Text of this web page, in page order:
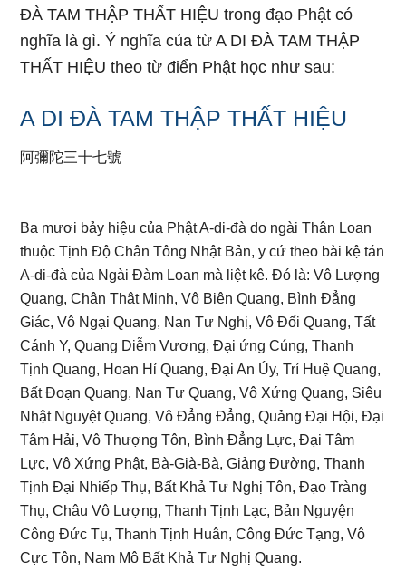
ĐÀ TAM THẬP THẤT HIỆU trong đạo Phật có
nghĩa là gì. Ý nghĩa của từ A DI ĐÀ TAM THẬP
THẤT HIỆU theo từ điển Phật học như sau:
A DI ĐÀ TAM THẬP THẤT HIỆU
阿彌陀三十七號
Ba mươi bảy hiệu của Phật A-di-đà do ngài Thân Loan
thuộc Tịnh Độ Chân Tông Nhật Bản, y cứ theo bài kệ tán
A-di-đà của Ngài Đàm Loan mà liệt kê. Đó là: Vô Lượng
Quang, Chân Thật Minh, Vô Biên Quang, Bình Đẳng
Giác, Vô Ngại Quang, Nan Tư Nghị, Vô Đối Quang, Tất
Cánh Y, Quang Diễm Vương, Đại ứng Cúng, Thanh
Tịnh Quang, Hoan Hỉ Quang, Đại An Úy, Trí Huệ Quang,
Bất Đoạn Quang, Nan Tư Quang, Vô Xứng Quang, Siêu
Nhật Nguyệt Quang, Vô Đẳng Đẳng, Quảng Đại Hội, Đại
Tâm Hải, Vô Thượng Tôn, Bình Đẳng Lực, Đại Tâm
Lực, Vô Xứng Phật, Bà-Già-Bà, Giảng Đường, Thanh
Tịnh Đại Nhiếp Thụ, Bất Khả Tư Nghị Tôn, Đạo Tràng
Thụ, Châu Vô Lượng, Thanh Tịnh Lạc, Bản Nguyện
Công Đức Tụ, Thanh Tịnh Huân, Công Đức Tạng, Vô
Cực Tôn, Nam Mô Bất Khả Tư Nghị Quang.